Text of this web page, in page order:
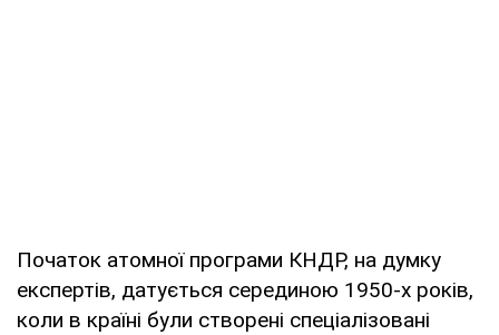
Початок атомної програми КНДР, на думку
експертів, датується серединою 1950-х років,
коли в країні були створені спеціалізовані